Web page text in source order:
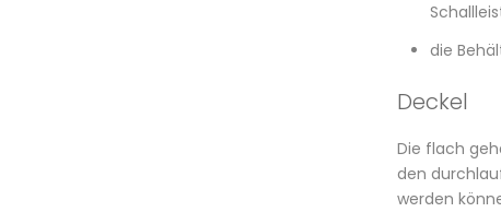
die
Deckel
Die flach
den
werden